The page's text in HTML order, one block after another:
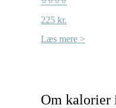
225 kr.
Læs mere >
Om kalorier